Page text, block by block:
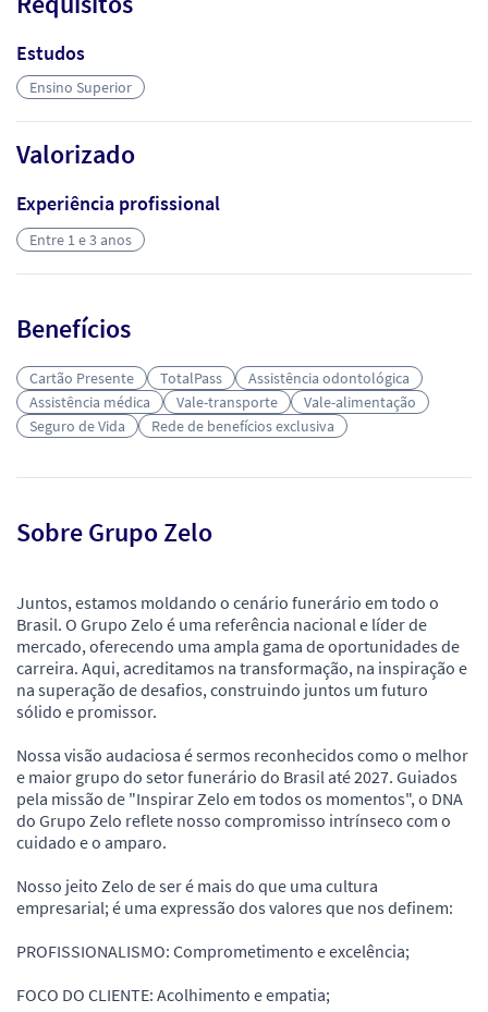
Estudos
Ensino Superior
Valorizado
Experiência profissional
Entre 1 e 3 anos
Benefícios
Cartão Presente TotalPass
Assistência odontológica
Assistência médica
Vale-transporte
Vale-alimentação
Seguro de Vida
Rede de benefícios exclusiva
Sobre Grupo Zelo
Juntos, estamos moldando o cenário funerário em todo o
Brasil. O Grupo Zelo é uma referência nacional e líder de
mercado, oferecendo uma ampla gama de oportunidades de
carreira. Aqui, acreditamos na transformação, na inspiração e
na superação de desafios, construindo juntos um futuro
sólido e promissor.
Nossa visão audaciosa é sermos reconhecidos como o melhor
e maior grupo do setor funerário do Brasil até 2027. Guiados
pela missão de "Inspirar Zelo em todos os momentos", o DNA
do Grupo Zelo reflete nosso compromisso intrínseco com o
cuidado e o amparo.
Nosso jeito Zelo de ser é mais do que uma cultura
empresarial; é uma expressão dos valores que nos definem:
PROFISSIONALISMO: Comprometimento e excelência;
FOCO DO CLIENTE: Acolhimento e empatia;